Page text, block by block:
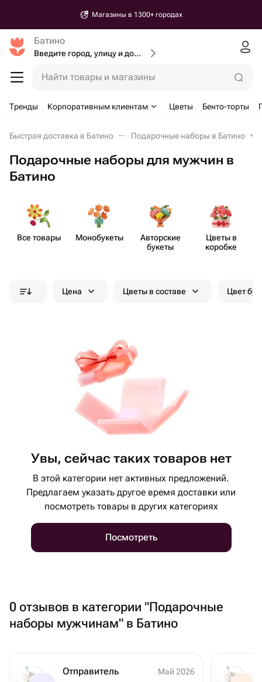
Магазины в 1300+ городах
Батино
Введите город, улицу и дом доставки
Найти товары и магазины
Тренды Корпоративным клиентам Цветы Бенто-торты
Быстрая доставка в Батино Подарочные наборы в Батино
Подарочные наборы для мужчин в
Батино
Все товары Моно​букеты
Авторские
букеты
Цветы в
коробке
Цена Цветы в составе Цвет
Увы, сейчас таких товаров нет
В этой категории нет активных предложений.
Предлагаем указать другое время доставки или
посмотреть товары в других категориях
Посмотреть
0 отзывов в категории "Подарочные
наборы мужчинам" в Батино
Отправитель
Май 2026